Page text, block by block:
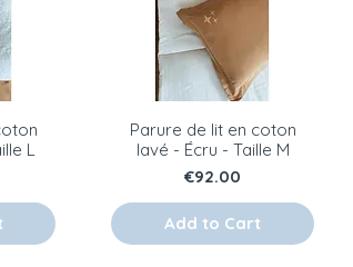
L
Parure de lit en coton
lavé - Écru - Taille M
Price
€92.00
Add to Cart